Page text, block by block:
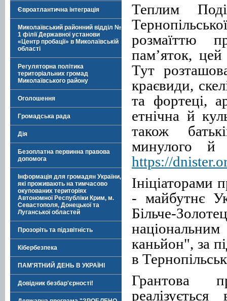
Євроатлантична інтеграція
Миколаївський районний відділ №
1 філії Державної установи
«Центр пробації» в Миколаївській
області
Регуляторна політика
територіальних громад
Миколаївського району
Оголошення
Громадська рада
Дія
Безоплатна первинна правова
допомога
Інформація для громадян України,
які проживають на тимчасово
окупованих територіях
Автономної Республіки Крим, м.
Севастополя, Донецької та
Луганської областей
Прозоріть та підзвітність
Кібербезпека
ПАМ'ЯТНИЙ ДЕНЬ В УКРАЇНІ
Довідник безбар'єрності!
Теплим
розмаїттю
пам’яток,
Тут
краєвиди,
та фортеці,
етнічна й
також
минулого й
https://
Ініціаторами
- майбутнє
Більче-
каньйон", за
в
Грантова